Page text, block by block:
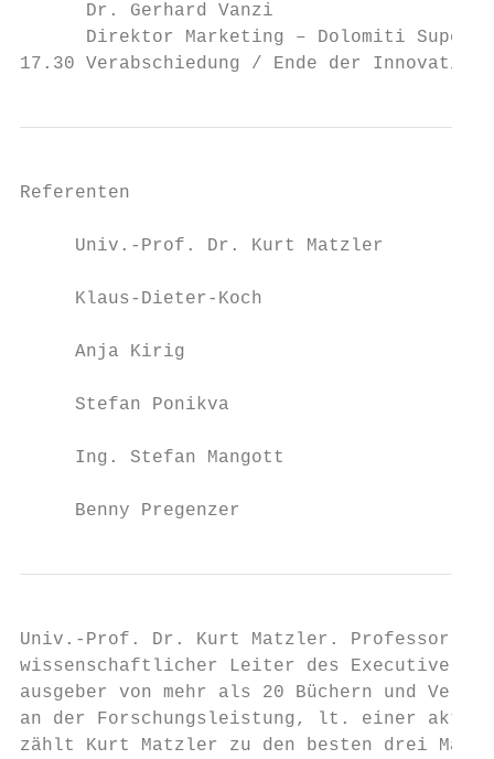
      Dr. Gerhard Vanzi
Direktor Marketing – Dolomiti
17.30 Verabschiedung / Ende der Innovation-
Referenten
     Univ.-Prof. Dr. Kurt Matzler
     Klaus-Dieter-Koch
     Anja Kirig
     Stefan Ponikva
     Ing. Stefan Mangott
     Benny Pregenzer
Univ.-Prof. Dr. Kurt Matzler. Professor für
wissenschaftlicher Leiter des Executive
ausgeber von mehr als 20 Büchern und
an der Forschungsleistung, lt. einer
zählt Kurt Matzler zu den besten drei